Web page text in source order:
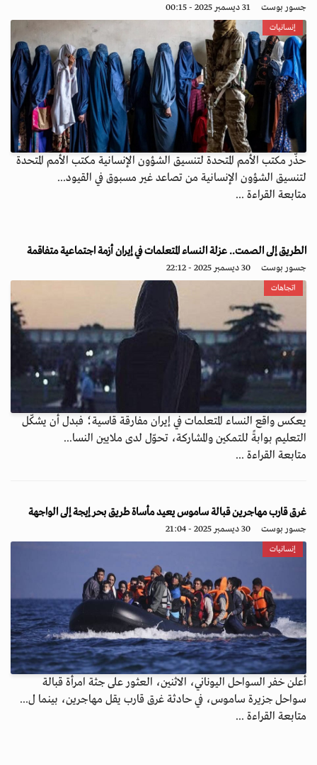
جسور بوست 31 ديسمبر 2025 - 00:15
إنسانيات
حذّر مكتب الأمم المتحدة لتنسيق الشؤون الإنسانية مكتب الأمم المتحدة
لتنسيق الشؤون الإنسانية من تصاعد غير مسبوق في القيود...
متابعة القراءة ...
الطريق إلى الصمت.. عزلة النساء المتعلمات في إيران أزمة اجتماعية متفاقمة
جسور بوست 30 ديسمبر 2025 - 22:12
اتجاهات
يعكس واقع النساء المتعلمات في إيران مفارقة قاسية؛ فبدل أن يشكّل
التعليم بوابةً للتمكين والمشاركة، تحوّل لدى ملايين النسا...
متابعة القراءة ...
غرق قارب مهاجرين قبالة ساموس يعيد مأساة طريق بحر إيجة إلى الواجهة
جسور بوست 30 ديسمبر 2025 - 21:04
إنسانيات
أعلن خفر السواحل اليوناني، الاثنين، العثور على جثة امرأة قبالة
سواحل جزيرة ساموس، في حادثة غرق قارب يقل مهاجرين، بينما ل...
متابعة القراءة ...